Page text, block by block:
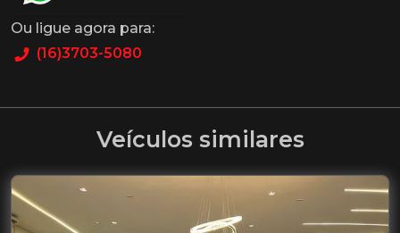
Ou ligue agora para:
(16)3703-5080
Veículos similares